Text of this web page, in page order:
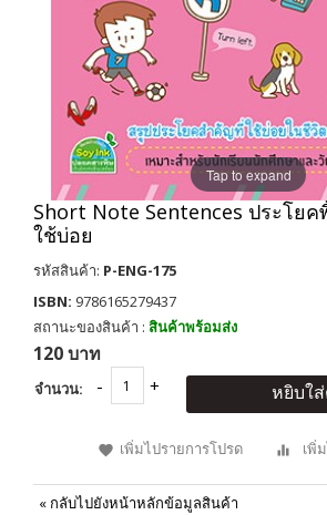
Tap to expand
Short Note Sentences ประโย
ใช้บ่อย
รหัสสินค้า: P-ENG-175
ISBN: 9786165279437
สถานะของสินค้า : สินค้าพร้อมส่ง
120 บาท
จำนวน: หยิบใ
เพิ่มไปรายการโปรด เพิ่
« กลับไปยังหน้าหลักข้อมูลสินค้า